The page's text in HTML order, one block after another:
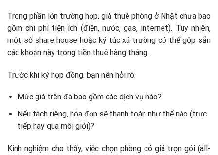
Trong phần lớn trường hợp, giá thuê phòng ở Nhật chưa bao
gồm chi phí tiện ích (điện, nước, gas, internet). Tuy nhiên,
một số share house hoặc ký túc xá trường có thể gộp sẵn
các khoản này trong tiền thuê hàng tháng.
Trước khi ký hợp đồng, bạn nên hỏi rõ:
Mức giá trên đã bao gồm các dịch vụ nào?
Nếu tách riêng, hóa đơn sẽ thanh toán như thế nào (trực
tiếp hay qua môi giới)?
Kinh nghiệm cho thấy, việc chọn phòng có giá trọn gói (all-